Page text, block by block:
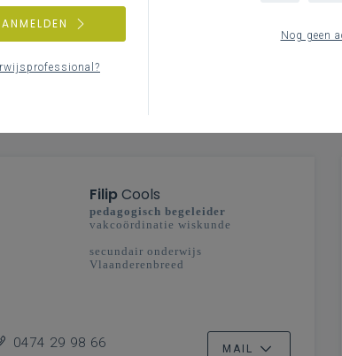
FilipCools
pedagogisch begeleider
vakcoördinatie wiskunde
secundair onderwijs
Vlaanderenbreed
0474 29 98 66 MAIL
Nog geen